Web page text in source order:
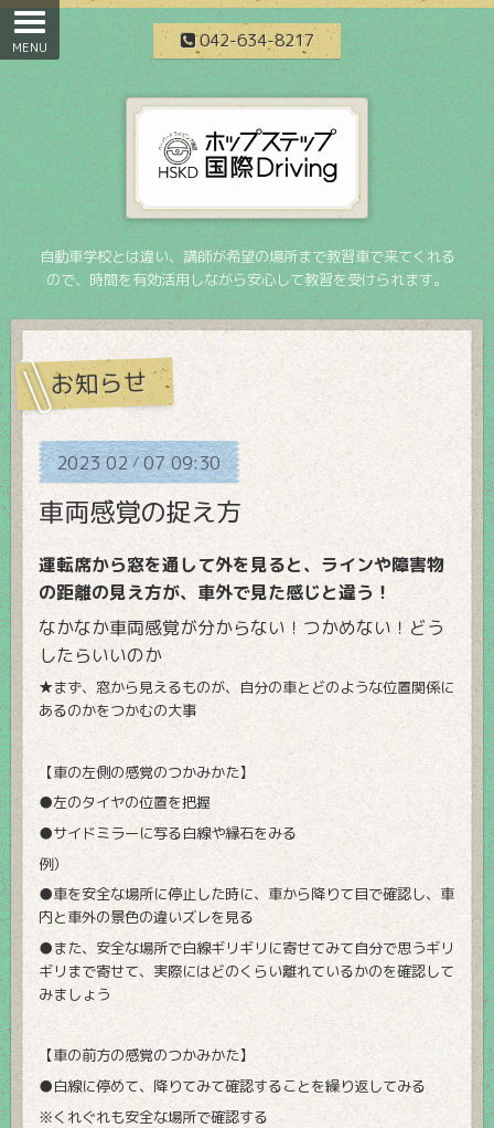
042-634-8217
自動車学校とは違い、講師が希望の場所まで教習車で来てくれる
ので、時間を有効活用しながら安心して教習を受けられます。
お知らせ
2023 02/07 09:30
車両感覚の捉え方
運転席から窓を通して外を見ると、ラインや障害物
の距離の見え方が、車外で見た感じと違う！
なかなか車両感覚が分からない！つかめない！どう
したらいいのか
★まず、窓から見えるものが、自分の車とどのような位置関係に
あるのかをつかむの大事
【車の左側の感覚のつかみかた】
●左のタイヤの位置を把握
●サイドミラーに写る白線や縁石をみる
例）
●車を安全な場所に停止した時に、車から降りて目で確認し、車
内と車外の景色の違いズレを見る
●また、安全な場所で白線ギリギリに寄せてみて自分で思うギリ
ギリまで寄せて、実際にはどのくらい離れているかのを確認して
みましょう
【車の前方の感覚のつかみかた】
●白線に停めて、降りてみて確認することを繰り返してみる
※くれぐれも安全な場所で確認する